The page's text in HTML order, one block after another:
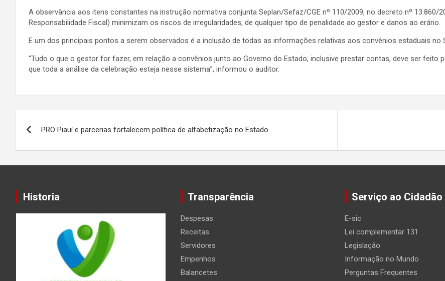
A observância aos itens constantes na instrução normativa conjunta Seplan/Sefaz/CGE nº 110/2009, no decreto nº 13.860/
Responsabilidade Fiscal) minimizam os riscos de irregularidades, de qualquer tipo de penalidade ao gestor e danos ao erário.
E um dos principais pontos a serem observados é a inclusão de todas as informações relativas aos convênios estaduais no
“Tudo o que o gestor for fazer, em relação a convênios junto ao Governo do Estado, inclusive prestar contas, deve ser feito
que toda a análise da celebração esteja nesse sistema”, informou o auditor.
de
Post
PRO Piauí e parcerias fortalecem política de alfabetização no Estado
Historia Transparência
Despesas
Receitas
Servidores
Empenhos
Balancetes
Serviço ao Cidadão
E-sic
Lei complementar 131
Legislação
Informação no Mundo
Perguntas Frequentes